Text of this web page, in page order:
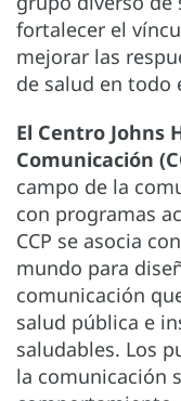
fortalecer el
mejorar las
de salud en todo
El Centro Johns
Comunicación
campo de la
con programas
CCP se asocia
mundo para
comunicación
salud pública e
saludables. Los
la comunicación